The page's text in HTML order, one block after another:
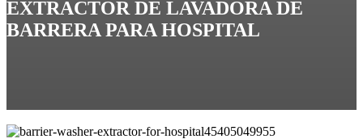
EXTRACTOR DE LAVADORA DE
BARRERA PARA HOSPITAL